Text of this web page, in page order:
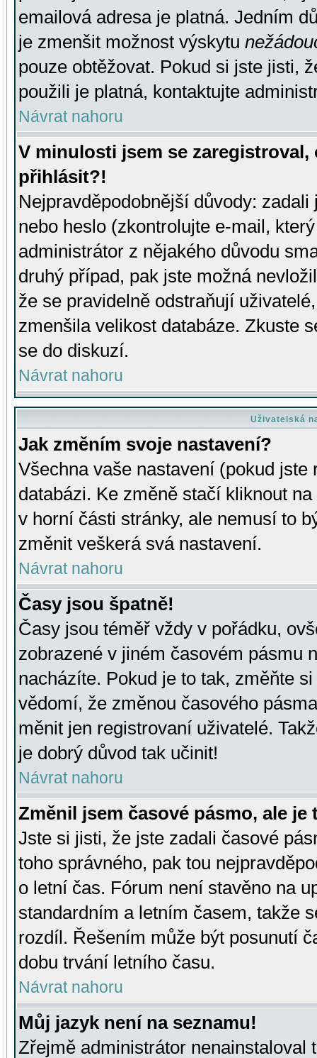
emailová adresa je platná. Jedním
je zmenšit možnost výskytu
pouze obtěžovat. Pokud si jste jisti,
použili je platná, kontaktujte
Návrat nahoru
V minulosti jsem se
přihlásit?!
Nejpravděpodobnější důvody:
nebo heslo (zkontrolujte e-mail,
administrátor z nějakého důvodu
druhý případ, pak jste možná
že se pravidelně odstraňují
zmenšila velikost databáze. Zkuste
se do diskuzí.
Návrat nahoru
Uživatelská
Jak změním svoje nastavení?
Všechna vaše nastavení (pokud
databázi. Ke změně stačí kliknout
v horní části stránky, ale nemusí to
změnit veškerá svá nastavení.
Návrat nahoru
Časy jsou špatně!
Časy jsou téměř vždy v pořádku,
zobrazené v jiném časovém pásmu
nacházíte. Pokud je to tak, změňte
vědomí, že změnou časového
měnit jen registrovaní uživatelé.
je dobrý důvod tak učinit!
Návrat nahoru
Změnil jsem časové pásmo, ale je
Jste si jisti, že jste zadali časové
toho správného, pak tou
o letní čas. Fórum není stavěno na
standardním a letním časem, takže
rozdíl. Řešením může být posunutí
dobu trvání letního času.
Návrat nahoru
Můj jazyk není na seznamu!
Zřejmě administrátor nenainstaloval